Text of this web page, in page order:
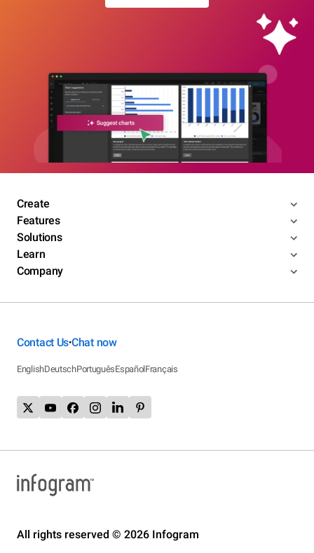
Create
Features
Solutions
Learn
Company
Contact Us•Chat now
EnglishDeutschPortuguêsEspañolFrançais
All rights reserved © 2026 Infogram